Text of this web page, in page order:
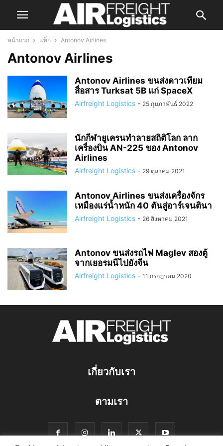
หน้าแรก แท็ก Antonov Airlines
Antonov Airlines
Antonov Airlines ขนส่งดาวเทียม
สื่อสาร Turksat 5B แก่ SpaceX
Airfreight Logistics - 25 กุมภาพันธ์ 2022
นักกีฬายูเครนทำลายสถิติโลก ลาก
เครื่องบิน AN-225 ของ Antonov
Airlines
Airfreight Logistics - 29 ตุลาคม 2021
Antonov Airlines ขนส่งเครื่องจักร
เหมืองแร่น้ำหนัก 40 ตันสู่อาร์เจนตินา
Airfreight Logistics - 26 สิงหาคม 2021
Antonov ขนส่งรถไฟ Maglev สองตู้
จากเยอรมนีไปยังจีน
Airfreight Logistics - 11 กรกฎาคม 2020
เกี่ยวกับเรา
ตามเรา